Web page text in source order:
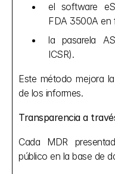
el software
FDA 3500A en
la pasarela
ICSR).
Este método mejora
de los informes.
Transparencia a
Cada MDR
público en la base de